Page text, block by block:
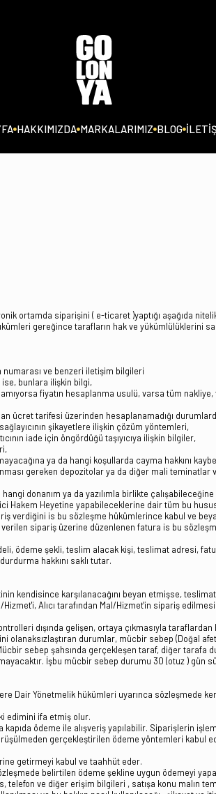
HAKKIMIZDA MARKALARIMIZ BLOG
ortamda siparişini ( e-ticaret )yaptığı aşağıda
gereğince tarafların hak ve yükümlülüklerini
numarası ve benzeri iletişim bilgileri
ise, bunlara ilişkin bilgi,
fiyatın hesaplanma usulü, varsa tüm
ücret tarifesi üzerinden hesaplanamadığı
şikayetlere ilişkin çözüm yöntemleri,
iade için öngördüğü taşıyıcıya ilişkin bilgiler,
ya da hangi koşullarda cayma hakkını
gereken depozitolar ya da diğer mali
donanım ya da yazılımla birlikte
Hakem Heyetine yapabileceklerine dair tüm bu
verdiğini is bu sözleşme hükümlerince kabul ve
sipariş üzerine düzenlenen fatura is bu
ödeme şekli, teslim alacak kişi, teslimat adresi,
hakkını saklı tutar.
kendisince karşılanacağını beyan etmişse,
Alıcı tarafından Mal/Hizmet'in sipariş
dışında gelişen, ortaya çıkmasıyla
olanaksızlaştıran durumlar, mücbir sebep (Doğal
sebep şahsında gerçekleşen taraf, diğer tarafa
İşbu mücbir sebep durumu 30 (otuz ) gün
Dair Yönetmelik hükümleri uyarınca
edimini ifa etmiş olur.
ödeme ile alışveriş yapılabilir. Siparişlerin
gerçekleştirilen ödeme yöntemleri kabul
getirmeyi kabul ve taahhüt eder.
belirtilen ödeme şekline uygun ödemeyi
ve diğer erişim bilgileri , satışa konu malın